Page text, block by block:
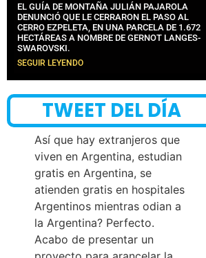
EL GUÍA DE MONTAÑA JULIÁN PAJAROLA
DENUNCIÓ QUE LE CERRARON EL PASO AL
CERRO EZPELETA, EN UNA PARCELA DE 1.672
HECTÁREAS A NOMBRE DE GERNOT LANGES-
SWAROVSKI.
SEGUIR LEYENDO
TWEET DEL DÍA
Así que hay extranjeros que
viven en Argentina, estudian
gratis en Argentina, se
atienden gratis en hospitales
Argentinos mientras odian a
la Argentina? Perfecto.
Acabo de presentar un